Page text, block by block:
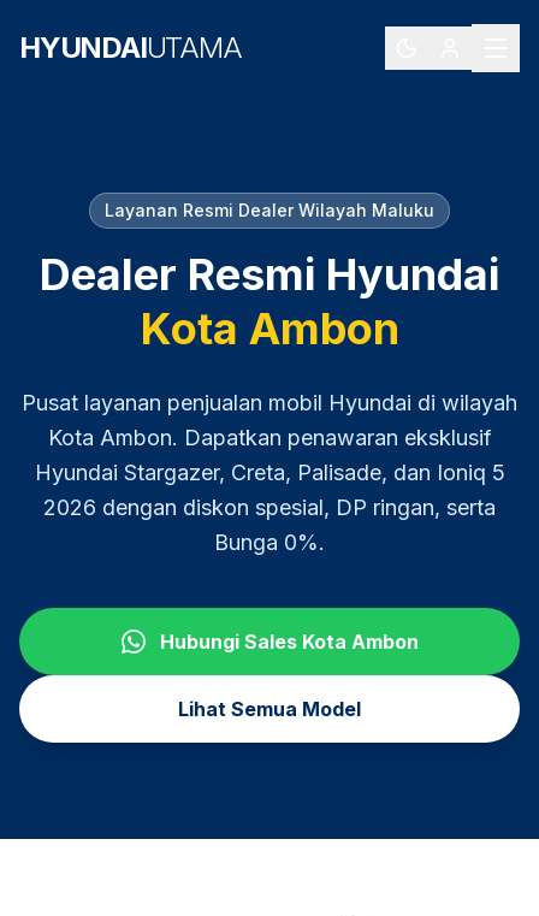
HYUNDAIUTAMA
Layanan Resmi Dealer Wilayah Maluku
Dealer Resmi Hyundai
Kota Ambon
Pusat layanan penjualan mobil Hyundai di wilayah
Kota Ambon. Dapatkan penawaran eksklusif
Hyundai Stargazer, Creta, Palisade, dan Ioniq 5
2026 dengan diskon spesial, DP ringan, serta
Bunga 0%.
Hubungi Sales Kota Ambon
Lihat Semua Model